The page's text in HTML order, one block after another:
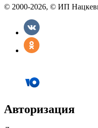
© 2000-2026, © ИП
Авторизация